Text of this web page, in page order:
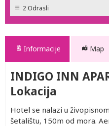
2 Odrasli
Informacije Map
INDIGO INN
Lokacija
Hotel se nalazi u
šetalištu, 150m od mora.